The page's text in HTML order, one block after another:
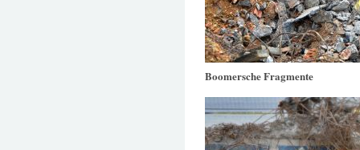
Boomersche Fragmente